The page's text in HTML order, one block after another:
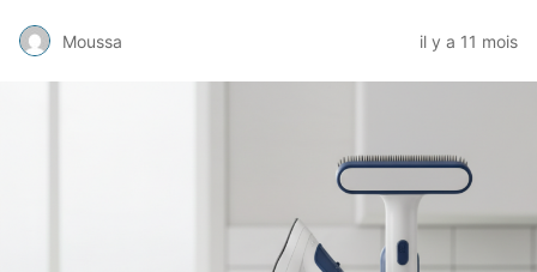
Moussa il y a 11 mois